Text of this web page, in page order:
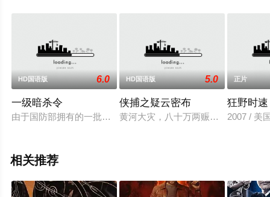
HD国语版 6.0
一级暗杀令
由于国防部拥有的一批高科技芯片被盗，为求破釜沈舟，政府
HD国语版 5.0
侠捕之疑云密布
黄河大灾，八十万两赈灾银却不翼而
正片
狂野时
2007 / 美
相关推荐